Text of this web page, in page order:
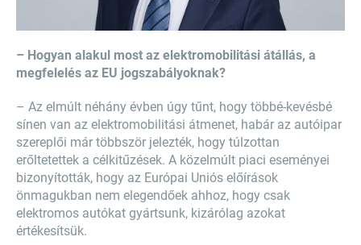
– Hogyan alakul most az elektromobilitási átállás, a
megfelelés az EU jogszabályoknak?
– Az elmúlt néhány évben úgy tűnt, hogy többé-kevésbé
sínen van az elektromobilitási átmenet, habár az autóipar
szereplői már többször jelezték, hogy túlzottan
erőltetettek a célkitűzések. A közelmúlt piaci eseményei
bizonyították, hogy az Európai Uniós előírások
önmagukban nem elegendőek ahhoz, hogy csak
elektromos autókat gyártsunk, kizárólag azokat
értékesítsük.